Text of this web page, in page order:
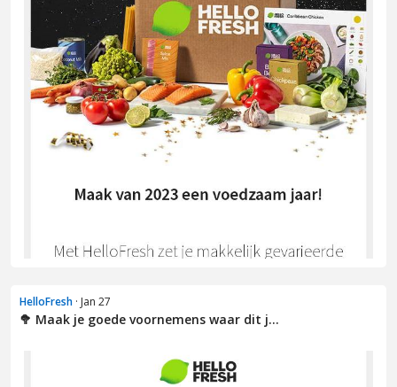
HelloFresh · Jan 27
🥦 Maak je goede voornemens waar dit j...